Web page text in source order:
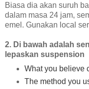
Biasa dia akan suruh
dalam masa 24 jam,
emel. Gunakan local
2. Di bawah adalah
lepaskan suspension
What you believe
The method you